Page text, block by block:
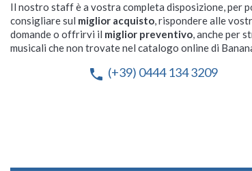
Il nostro staff è a vostra completa disposizione, per
consigliare sul miglior acquisto, rispondere alle
domande o offrirvi il miglior preventivo, anche per
musicali che non trovate nel catalogo online di
phone (+39) 0444 134 3209